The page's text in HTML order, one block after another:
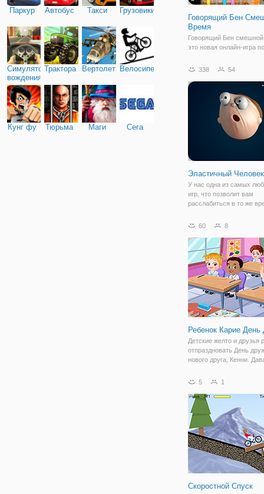
Паркур Автобус Такси Грузовики
Симулятор
вождения
Трактора ВертолетыВелосипед
Кунг фу Тюрьма Маги Сега
Говорящий Бен
Время
Говорящий Бен
это новая онлайн-игра
детей. Маленькие дети
нашим прекрасным Бен,
его, коснуться его ног,
338 54
Эластичный Человек
У нас одна из самых
игр, что позволит вам
расслабиться в то же
насколько реально
галлюцинации, вам
Морти серия?
60 8
Ребенок Карие
Детские желто и друзья
отпраздновать День
нового друга, Кенни.
отпраздновать самый
ярмарку, чтобы
весело едет, идти в
5 1
Скоростной Спуск